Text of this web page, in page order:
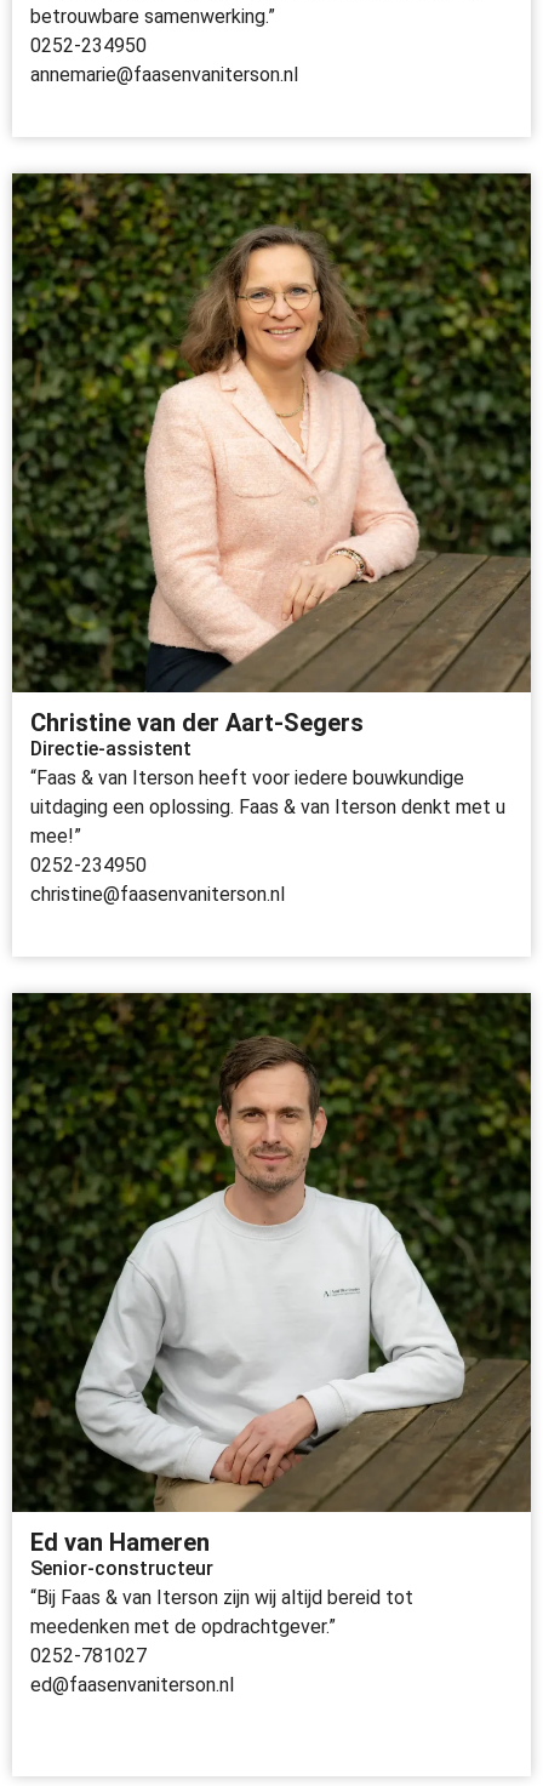
betrouwbare samenwerking.”
0252-234950
annemarie@faasenvaniterson.nl
Christine van der Aart-Segers
Directie-assistent
“Faas & van Iterson heeft voor iedere bouwkundige
uitdaging een oplossing. Faas & van Iterson denkt met u
mee!”
0252-234950
christine@faasenvaniterson.nl
Ed van Hameren
Senior-constructeur
“Bij Faas & van Iterson zijn wij altijd bereid tot
meedenken met de opdrachtgever.”
0252-781027
ed@faasenvaniterson.nl